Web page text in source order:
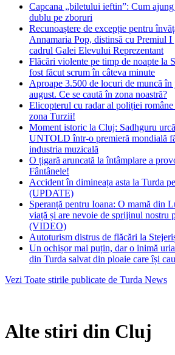
Capcana „biletului ieftin”: Cum ajung
dublu pe zboruri
Recunoaștere de excepție pentru
Annamaria Pop, distinsă cu Premiul I
cadrul Galei Elevului Reprezentant
Flăcări violente pe timp de noapte la
fost făcut scrum în câteva minute
Aproape 3.500 de locuri de muncă în
august. Ce se caută în zona noastră?
Elicopterul cu radar al poliției
zona Turzii!
Moment istoric la Cluj: Sadhguru
UNTOLD într-o premieră mondială
industria muzicală
O țigară aruncată la întâmplare a
Fântânele!
Accident în dimineața asta la Turda
(UPDATE)
Speranță pentru Ioana: O mamă din
viață și are nevoie de sprijinul nostru
(VIDEO)
Autoturism distrus de flăcări la
Un ochișor mai puțin, dar o inimă
din Turda salvat din ploaie care își
Vezi Toate stirile publicate de Turda News
Alte stiri din Cluj